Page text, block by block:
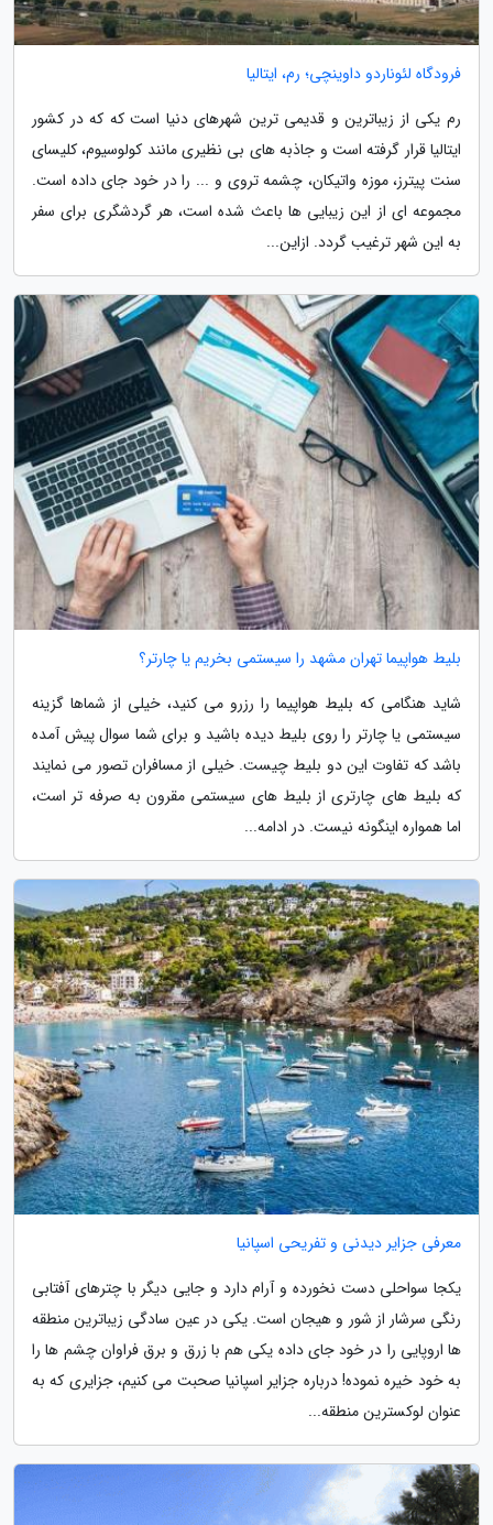
فرودگاه لئوناردو داوینچی؛ رم، ایتالیا
رم یکی از زیباترین و قدیمی ترین شهرهای دنیا است که که در کشور
ایتالیا قرار گرفته است و جاذبه های بی نظیری مانند کولوسیوم، کلیسای
سنت پیترز، موزه واتیکان، چشمه تروی و ... را در خود جای داده است.
مجموعه ای از این زیبایی ها باعث شده است، هر گردشگری برای سفر
به این شهر ترغیب گردد. ازاین...
بلیط هواپیما تهران مشهد را سیستمی بخریم یا چارتر؟
شاید هنگامی که بلیط هواپیما را رزرو می کنید، خیلی از شماها گزینه
سیستمی یا چارتر را روی بلیط دیده باشید و برای شما سوال پیش آمده
باشد که تفاوت این دو بلیط چیست. خیلی از مسافران تصور می نمایند
که بلیط های چارتری از بلیط های سیستمی مقرون به صرفه تر است،
اما همواره اینگونه نیست. در ادامه...
معرفی جزایر دیدنی و تفریحی اسپانیا
یکجا سواحلی دست نخورده و آرام دارد و جایی دیگر با چترهای آفتابی
رنگی سرشار از شور و هیجان است. یکی در عین سادگی زیباترین منطقه
ها اروپایی را در خود جای داده یکی هم با زرق و برق فراوان چشم ها را
به خود خیره نموده! درباره جزایر اسپانیا صحبت می کنیم، جزایری که به
عنوان لوکسترین منطقه...